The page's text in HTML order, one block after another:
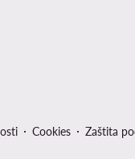
Cookies Zaštita